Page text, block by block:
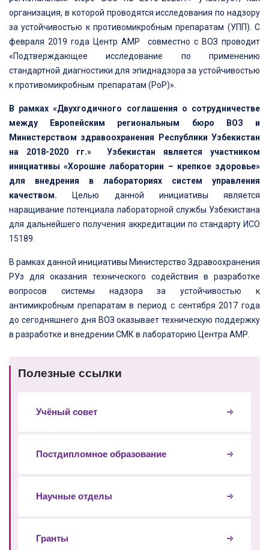
организация, в которой проводятся исследования по надзору
за устойчивостью к противомикробным препаратам (УПП). С
февраля 2019 года Центр АМР совместно с ВОЗ проводит
«Подтверждающее исследование по применению
стандартной диагностики для эпиднадзора за устойчивостью
к противомикробным препаратам (РоР)».
В рамках «Двухгодичного соглашения о сотрудничестве
между Европейским региональным бюро ВОЗ и
Министерством здравоохранения Республики Узбекистан
на 2018-2020 гг.» Узбекистан является участником
инициативы «Хорошие лаборатории – крепкое здоровье»
для внедрения в лабораториях систем управления
качеством. Целью данной инициативы является
наращивание потенциала лабораторной службы Узбекистана
для дальнейшего получения аккредитации по стандарту ИСО
15189.
В рамках данной инициативы Министерство Здравоохранения
РУз для оказания технического содействия в разработке
вопросов системы надзора за устойчивостью к
антимикробным препаратам в период с сентября 2017 года
до сегодняшнего дня ВОЗ оказывает техническую поддержку
в разработке и внедрении СМК в лабораторию Центра АМР.
Полезные ссылки
Учёный совет
Постдипломное образование
Научные отделы
Гранты